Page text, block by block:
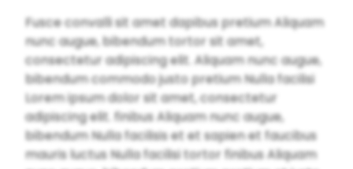
Fusce convalli sit amet dapibus pretium Aliquam
nunc augue, bibendum tortor sit amet,
consectetur adipiscing elit. Aliquam nunc augue,
bibendum commodo justo pretium Nulla facilisi
Lorem ipsum dolor sit amet, consectetur
adipiscing elit. finibus Aliquam nunc augue,
bibendum Nulla facilisis et et sapien et faucibus
mauris luctus Nulla facilisi tortor finibus Aliquam